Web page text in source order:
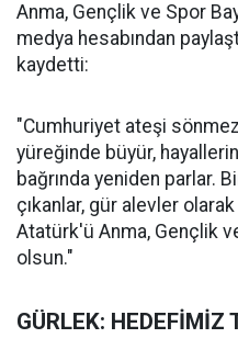
Anma, Gençlik ve Spor
medya hesabından
kaydetti:
"Cumhuriyet ateşi
yüreğinde büyür,
bağrında yeniden parlar.
çıkanlar, gür alevler
Atatürk'ü Anma, Gençlik
olsun."
GÜRLEK: HEDEFİMİZ